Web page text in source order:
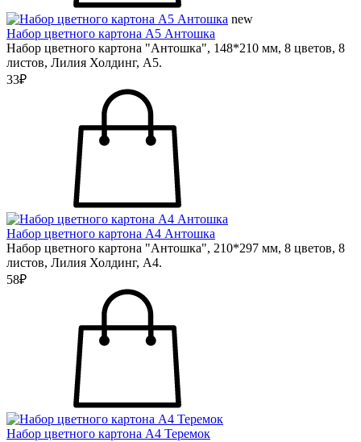
new
Набор цветного картона А5 Антошка
Набор цветного картона "Антошка", 148*210 мм, 8 цветов, 8
листов, Лилия Холдинг, А5.
33₽
Набор цветного картона А4 Антошка
Набор цветного картона "Антошка", 210*297 мм, 8 цветов, 8
листов, Лилия Холдинг, А4.
58₽
Набор цветного картона А4 Теремок